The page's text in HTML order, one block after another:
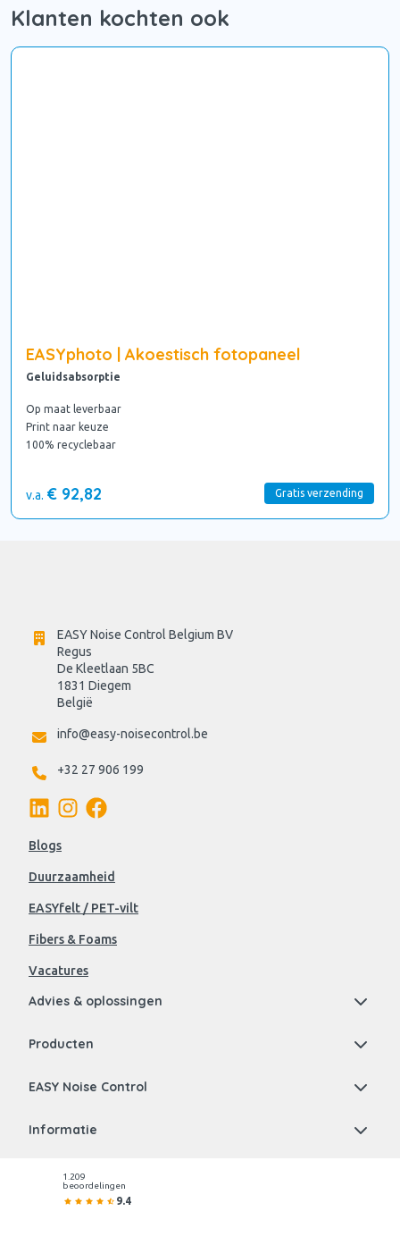
Klanten kochten ook
EASYphoto | Akoestisch fotopaneel
Geluidsabsorptie
Op maat leverbaar
Print naar keuze
100% recyclebaar
Gratis verzending
v.a. € 92,82
EASY Noise Control Belgium BV
Regus
De Kleetlaan 5BC
1831 Diegem
België
info@easy-noisecontrol.be
+32 27 906 199
Blogs
Duurzaamheid
EASYfelt / PET-vilt
Fibers & Foams
Vacatures
Advies & oplossingen
Producten
EASY Noise Control
Informatie
1.209
beoordelingen
9.4